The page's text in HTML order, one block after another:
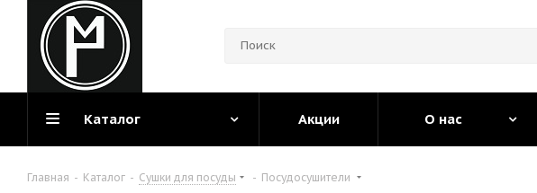
Каталог Акции О нас
Главная - Каталог - Сушки для посуды - Посудосушители